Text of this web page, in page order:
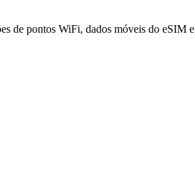
de pontos WiFi, dados móveis do